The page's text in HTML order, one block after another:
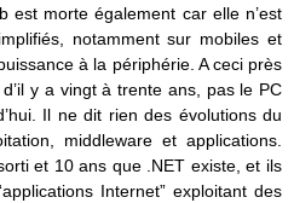
est morte également car elle n’est
notamment sur mobiles et
à la périphérie. A ceci près
y a vingt à trente ans, pas le PC
Il ne dit rien des évolutions du
middleware et applications.
et 10 ans que .NET existe, et ils
Internet” exploitant des